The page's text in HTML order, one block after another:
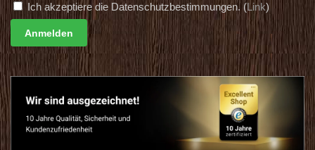
Ich akzeptiere die Datenschutzbestimmungen. (Link)